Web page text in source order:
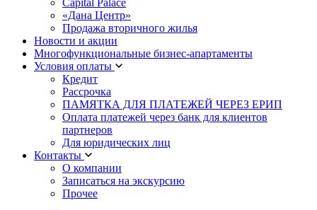
«Дана Центр»
Продажа вторичного жилья
Новости и акции
Многофункциональные бизнес-апартаменты
Условия оплаты
Кредит
Рассрочка
ПАМЯТКА ДЛЯ ПЛАТЕЖЕЙ ЧЕРЕЗ ЕРИП
Оплата платежей через банк для клиентов
партнеров
Для юридических лиц
Контакты
О компании
Записаться на экскурсию
Прочее